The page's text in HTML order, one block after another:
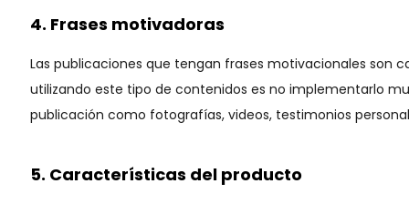
4. Frases motivadoras
Las publicaciones que tengan frases motivacionales son
utilizando este tipo de contenidos es no implementarlo
publicación como fotografías, videos, testimonios
5. Características del producto